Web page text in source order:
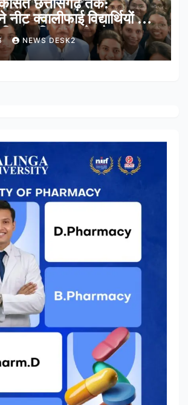
छत्तीसगढ़ तक:
क्वालीफाई विद्यार्थियों के
भविष्य का रोडमैप
NEWS DESK2